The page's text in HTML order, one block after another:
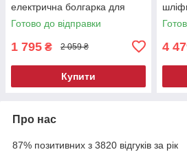
електрична болгарка для
шліфування
Готово до відправки
1 795 ₴ 2 059 ₴
Купити
4
Про нас
87% позитивних з 3820 відгуків за рік